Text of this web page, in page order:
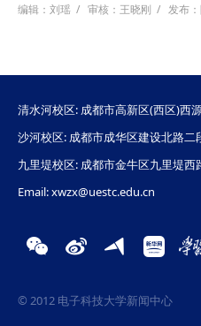
编辑：刘瑶 / 审核：王晓刚 / 发布
清水河校区: 成都市高新区(西区)西
沙河校区: 成都市成华区建设北路二
九里堤校区: 成都市金牛区九里堤西
Email: xwzx@uestc.edu.cn
© 2012 电子科技大学新闻中心